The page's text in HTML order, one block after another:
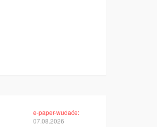
e-paper-wudaće:
07.08.2026